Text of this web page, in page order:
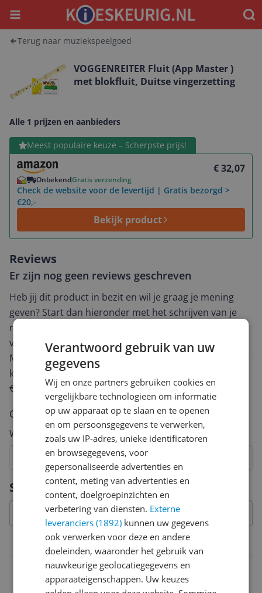
Menu
Terug naar muziekspeelgoed
VOGGENREITER Fluit (App Master )
met blokfluit, Duitse vingerzetting
Alle 1 prijzen en aanbieders
Meest populaire keuze – Scherpste prijs!
€ 32,07
OnbekendGratis verzending
Check de website voor de levertijd | Gratis bezorgd >
€20,-
Bekijk product
Bekijk product
Specificaties
Belangrijkste kenmerken
4250258311410
Reviews
Er zijn nog geen reviews geschreven
Heb jij dit product in bezit en wil je graag je mening
geven? Start dan hieronder met het schrijven van je
review. Afhankelijk van de details duurt het schrijven
van een review gemiddeld tussen de 3 en 10 minuten.
Met jouw mening help je andere bezoekers een betere
keuze te maken én maak je iedere maand kans op
€250,-!
Klik hier voor de actievoorwaarden.
Cijfer
Welk cijfer geef jij dit product?
6
5
4
3
2
Vraag 1 van 4
Verantwoord gebruik van uw
gegevens
Wij en onze partners gebruiken cookies en
vergelijkbare technologieën om informatie
op uw apparaat op te slaan en te openen
en om persoonsgegevens te verwerken,
zoals uw IP-adres, unieke identificatoren
en browsegegevens, voor
gepersonaliseerde advertenties en
content, meting van advertenties en
content, doelgroepinzichten en
verbetering van diensten. Externe
leveranciers (1892) kunnen uw gegevens
ook verwerken voor deze en andere
doeleinden, waaronder het gebruik van
nauwkeurige geolocatiegegevens en
apparaateigenschappen. Uw keuzes